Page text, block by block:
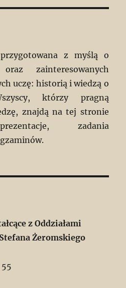
z myślą o
zainteresowanych
uczę: historią i wiedzą o
którzy pragną
znajdą na tej stronie
zadania
z Oddziałami
Żeromskiego